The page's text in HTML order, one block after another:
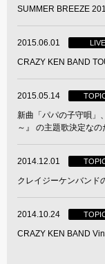
SUMMER BREEZE
2015.06.01 LIVE
CRAZY KEN BAND
2015.05.14
新曲「パパの子守唄」
～』 の主題歌決定な
2014.12.01
クレイジーケンバン
2014.10.24
CRAZY KEN BAND